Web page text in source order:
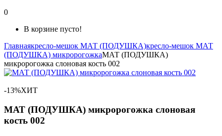
0
В корзине пусто!
Главнаякресло-мешок МАТ (ПОДУШКА)кресло-мешок МАТ
(ПОДУШКА) микророгожкаМАТ (ПОДУШКА)
микророгожка слоновая кость 002
-13%ХИТ
МАТ (ПОДУШКА) микророгожка слоновая
кость 002